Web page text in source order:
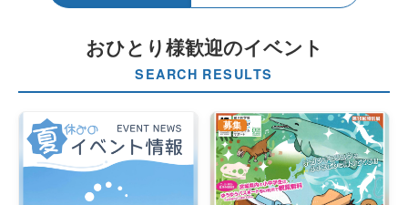
おひとり様歓迎のイベント
SEARCH RESULTS
募集